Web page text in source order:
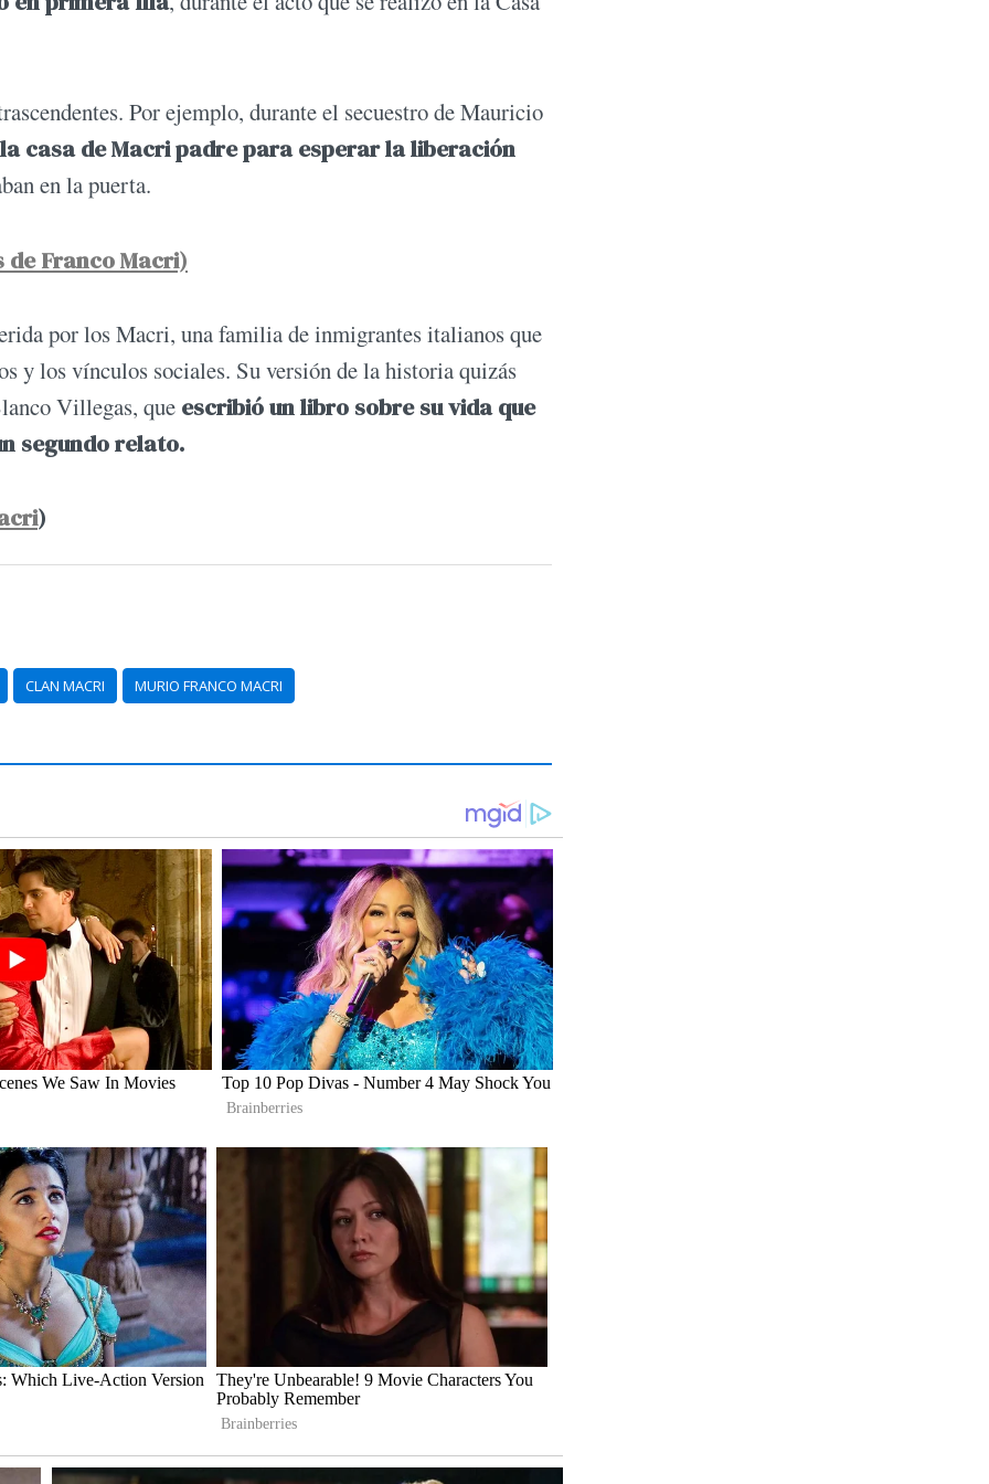
Por ejemplo, durante el secuestro de Mauricio
casa de Macri padre para esperar la liberación
en la puerta.
Franco Macri)
por los Macri, una familia de inmigrantes italianos que
y los vínculos sociales. Su versión de la historia quizás
Villegas, que escribió un libro sobre su vida que
segundo relato.
)
CLAN MACRI MURIO FRANCO MACRI